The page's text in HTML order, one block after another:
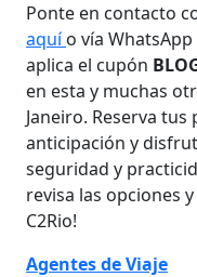
Ponte en contacto
aquío vía WhatsApp
aplica el cupón
en esta y muchas
Janeiro. Reserva
anticipación y
seguridad y
revisa las opciones
C2Rio!
Agentes de Viaje